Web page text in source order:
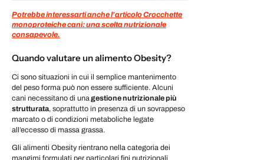
Potrebbe interessarti anche l’articolo Crocchette
monoproteiche cani: una scelta nutrizionale
consapevole.
Quando valutare un alimento Obesity?
Ci sono situazioni in cui il semplice mantenimento
del peso forma può non essere sufficiente. Alcuni
cani necessitano di una gestione nutrizionale più
strutturata, soprattutto in presenza di un sovrappeso
marcato o di condizioni metaboliche legate
all’eccesso di massa grassa.
Gli alimenti Obesity rientrano nella categoria dei